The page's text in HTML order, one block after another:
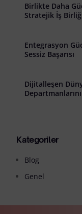
Birlikte Daha
Stratejik İş Birliği
Entegrasyon
Sessiz Başarısı
Dijitalleşen
Kategoriler
Blog
Genel